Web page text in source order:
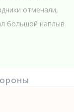
отмечали,
большой наплыв